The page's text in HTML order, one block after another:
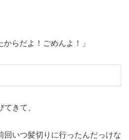
らだよ！ごめんよ！」
きて、
回いつ髪切りに行ったんだっけな